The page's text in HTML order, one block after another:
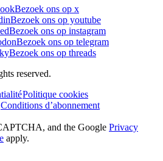
Bezoek ons op x
Bezoek ons op youtube
Bezoek ons op instagram
Bezoek ons op telegram
Bezoek ons op threads
reserved.
Politique cookies
Conditions d’abonnement
and the Google Privacy
apply.